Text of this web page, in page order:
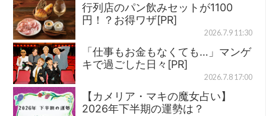
行列店のパン飲みセットが1100
円！？お得ワザ[PR]
2026.7.9 11:30
「仕事もお金もなくても…」マンゲ
キで過ごした日々[PR]
2026.7.8 17:00
【カメリア・マキの魔女占い】
2026年下半期の運勢は？